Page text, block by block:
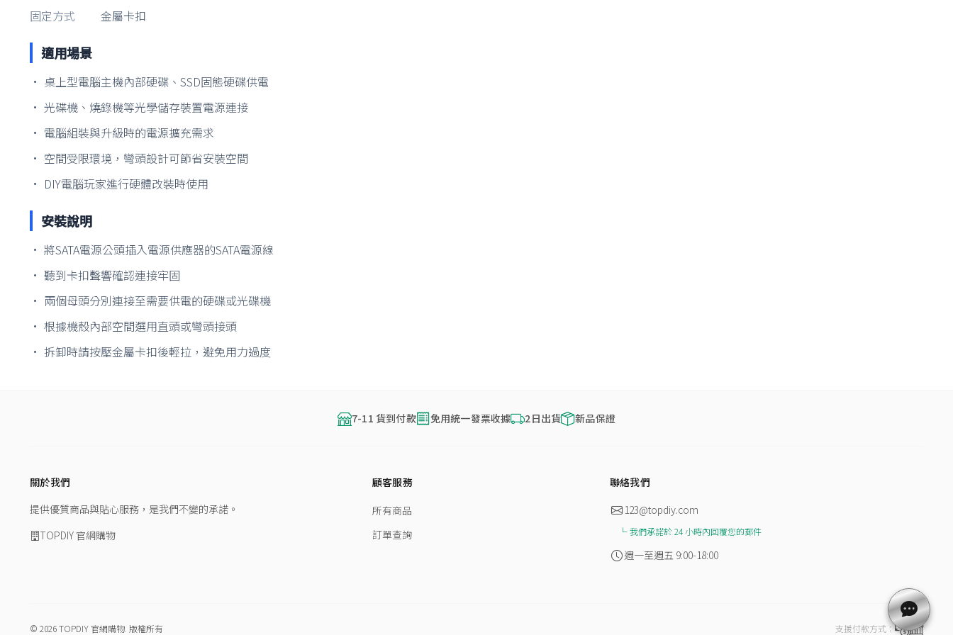
固定方式 金屬卡扣
適用場景
• 桌上型電腦主機內部硬碟、SSD固態硬碟供電
• 光碟機、燒錄機等光學儲存裝置電源連接
• 電腦組裝與升級時的電源擴充需求
• 空間受限環境，彎頭設計可節省安裝空間
• DIY電腦玩家進行硬體改裝時使用
安裝說明
• 將SATA電源公頭插入電源供應器的SATA電源線
• 聽到卡扣聲響確認連接牢固
• 兩個母頭分別連接至需要供電的硬碟或光碟機
• 根據機殼內部空間選用直頭或彎頭接頭
• 拆卸時請按壓金屬卡扣後輕拉，避免用力過度
7-11 貨到付款 免用統一發票收據 2日出貨 新品保證
關於我們
提供優質商品與貼心服務，是我們不變的承諾。
TOPDIY 官網購物
顧客服務
所有商品
訂單查詢
聯絡我們
123@topdiy.com
我們承諾於 24 小時內回覆您的郵件
週一至週五 9:00-18:00
© 2026TOPDIY 官網購物 版權所有 支援付款方式：